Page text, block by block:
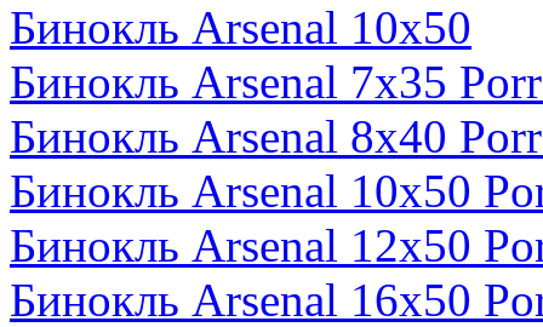
Бинокль Arsenal 10х50
Бинокль Arsenal 7x35
Бинокль Arsenal 8x40
Бинокль Arsenal 10x50
Бинокль Arsenal 12x50
Бинокль Arsenal 16x50